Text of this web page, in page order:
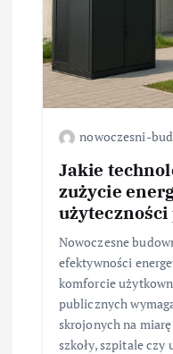
s
u
nowoczesni-
Jakie
zużycie
Nowoczesne
efektywności
komforcie
publicznych
skrojonych na
szkoły, szpitale